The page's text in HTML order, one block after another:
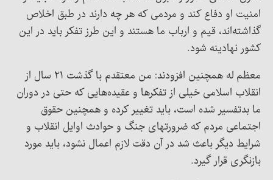
امنیت او دفاع کند و مردمی که هر چه دارند در طبق اخلاص
گذاشته‌اند، قیم و ارباب ما هستند و این طرز تفکر باید در این
کشور نهادینه شود.
معظم له همچنین افزودند: من معتقدم با گذشت ۲۱ سال از
انقلاب اسلامی خیلی از تفکرها و عقیده‌هایی که حتی در دوران
ما بدتفسیر شده است، باید تغییر کرده و همچنین حقوق
اجتماعی مردم که ضرورتهای جنگ و حوادث اوایل انقلاب و
شرایط دیگر باعث شد در آن دقت لازم اعمال نشود، باید مورد
بازنگری قرار گیرد.